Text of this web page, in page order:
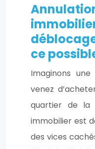
ce
Imaginons
venez
quartier de la
immobilier est
des vices